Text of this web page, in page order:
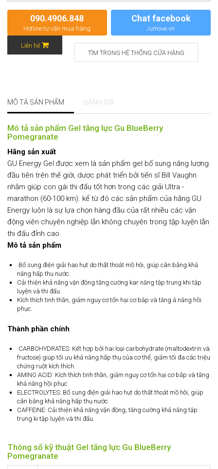
090.4906.848
Hotline tư vấn mua hàng
Chat facebook
/umove.vn
Liên hệ
TÌM TRONG HỆ THỐNG CỬA HÀNG
MÔ TẢ SẢN PHẨM ĐÁNH GIÁ
Mô tả sản phẩm Gel tăng lực Gu BlueBerry
Pomegranate
Hãng sản xuất
GU Energy Gel được xem là sản phẩm gel bổ sung năng lượng
đầu tiên trên thế giới, dược phát triển bởi tiến sĩ Bill Vaughn
nhằm giúp con gái thi đấu tốt hơn trong các giải Ultra -
marathon (60-100 km). kể từ đó các sản phẩm của hãng GU
Energy luôn là sự lựa chọn hàng đầu của rất nhiều các vận
động viên chuyên nghiệp lẫn không chuyên trong tập luyện lẫn
thi đấu đỉnh cao.
Mô tả sản phẩm
Bổ sung điện giải hao hụt do thất thoát mồ hôi, giúp cân bằng khả
năng hấp thu nước.
Cải thiện khả năng vận động tăng cường kar năng tập trung khi tập
luyện và thi đấu.
Kích thích tinh thần, giảm nguy cơ tổn hại cơ bắp và tăng ả năng hồi
phục.
Thành phần chính
CARBOHYDRATES: Kết hợp bởi hai loại carbohydrate (maltodextrin và
fructose) giúp tối ưu khả năng hấp thụ của cơ thể, giảm tối đa các triệu
chứng ruột kích thích.
AMINO ACID: Kích thích tinh thần, giảm nguy cơ tổn hại cơ bắp và tăng
khả năng hồi phục
ELECTROLYTES: Bổ sung điện giải hao hụt do thất thoát mồ hôi, giúp
cân bằng khả năng hấp thụ nước.
CAFFEINE: Cải thiện khả năng vận động, tăng cường khả năng tập
trung ki tập luyện và thi đấu.
Thông số kỹ thuật Gel tăng lực Gu BlueBerry
Pomegranate